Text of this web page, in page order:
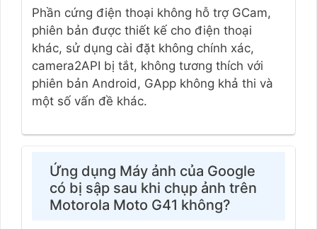
Phần cứng điện thoại không hỗ trợ GCam,
phiên bản được thiết kế cho điện thoại
khác, sử dụng cài đặt không chính xác,
camera2API bị tắt, không tương thích với
phiên bản Android, GApp không khả thi và
một số vấn đề khác.
Ứng dụng Máy ảnh của Google
có bị sập sau khi chụp ảnh trên
Motorola Moto G41 không?